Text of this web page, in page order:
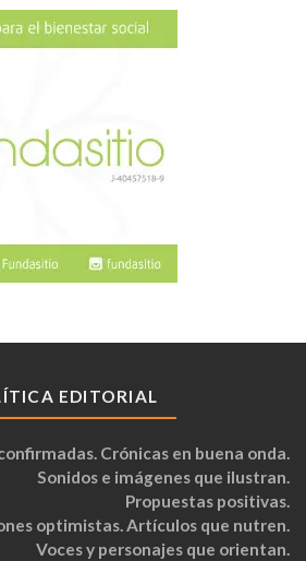
EDITORIAL
Crónicas en buena onda.
Sonidos e imágenes que ilustran.
Propuestas positivas.
optimistas. Artículos que nutren.
Voces y personajes que orientan.